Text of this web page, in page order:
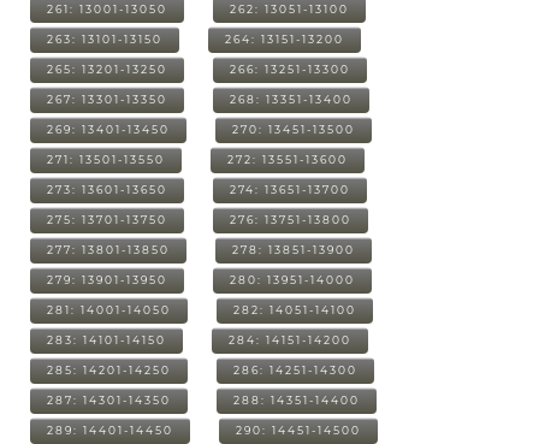
261: 13001-13050 262: 13051-13100
263: 13101-13150 264: 13151-13200
265: 13201-13250 266: 13251-13300
267: 13301-13350 268: 13351-13400
269: 13401-13450 270: 13451-13500
271: 13501-13550 272: 13551-13600
273: 13601-13650 274: 13651-13700
275: 13701-13750 276: 13751-13800
277: 13801-13850 278: 13851-13900
279: 13901-13950 280: 13951-14000
281: 14001-14050 282: 14051-14100
283: 14101-14150 284: 14151-14200
285: 14201-14250 286: 14251-14300
287: 14301-14350 288: 14351-14400
289: 14401-14450 290: 14451-14500